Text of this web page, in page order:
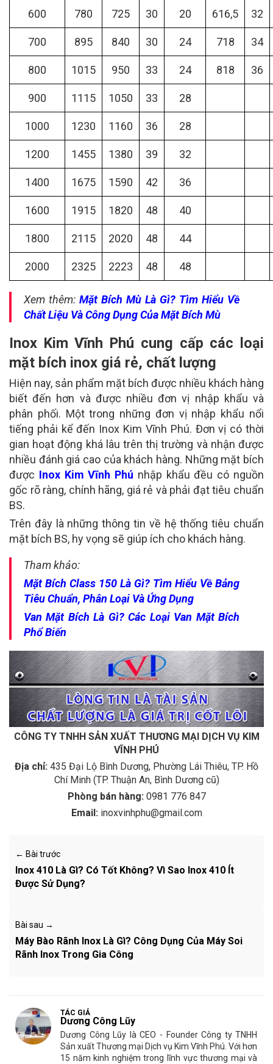
600 780 725 30 20 616,5 32
700 895 840 30 24 718 34
800 1015 950 33 24 818 36
900 1115 1050 33 28
1000 1230 1160 36 28
1200 1455 1380 39 32
1400 1675 1590 42 36
1600 1915 1820 48 40
1800 2115 2020 48 44
2000 2325 2223 48 48
Xem thêm: Mặt Bích Mù Là Gì? Tìm Hiểu Về
Chất Liệu Và Công Dụng Của Mặt Bích Mù
Inox Kim Vĩnh Phú cung cấp các loại
mặt bích inox giá rẻ, chất lượng
Hiện nay, sản phẩm mặt bích được nhiều khách hàng
biết đến hơn và được nhiều đơn vị nhập khẩu và
phân phối. Một trong những đơn vị nhập khẩu nổi
tiếng phải kể đến Inox Kim Vĩnh Phú. Đơn vị có thời
gian hoạt động khá lâu trên thị trường và nhận được
nhiều đánh giá cao của khách hàng. Những mặt bích
được Inox Kim Vĩnh Phú nhập khẩu đều có nguồn
gốc rõ ràng, chính hãng, giá rẻ và phải đạt tiêu chuẩn
BS.
Trên đây là những thông tin về hệ thống tiêu chuẩn
mặt bích BS, hy vọng sẽ giúp ích cho khách hàng.
Tham khảo:
Mặt Bích Class 150 Là Gì? Tìm Hiểu Về Bảng
Tiêu Chuẩn, Phân Loại Và Ứng Dụng
Van Mặt Bích Là Gì? Các Loại Van Mặt Bích
Phổ Biến
CÔNG TY TNHH SẢN XUẤT THƯƠNG MẠI DỊCH VỤ KIM
VĨNH PHÚ
Địa chỉ: 435 Đại Lộ Bình Dương, Phường Lái Thiêu, TP. Hồ
Chí Minh (TP. Thuận An, Bình Dương cũ)
Phòng bán hàng:0981 776 847
Email: inoxvinhphu@gmail.com
← Bài trước
Inox 410 Là Gì? Có Tốt Không? Vì Sao Inox 410 Ít
Được Sử Dụng?
Bài sau →
Máy Bào Rãnh Inox Là Gì? Công Dụng Của Máy Soi
Rãnh Inox Trong Gia Công
TÁC GIẢ
Dương Công Lũy
Dương Công Lũy là CEO - Founder Công ty TNHH
Sản xuất Thương mại Dịch vụ Kim Vĩnh Phú. Với hơn
15 năm kinh nghiệm trong lĩnh vực thương mại và